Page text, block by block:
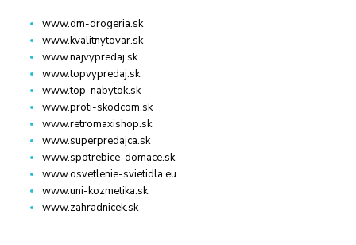
www.dm-drogeria.sk
www.kvalitnytovar.sk
www.najvypredaj.sk
www.topvypredaj.sk
www.top-nabytok.sk
www.proti-skodcom.sk
www.retromaxishop.sk
www.superpredajca.sk
www.spotrebice-domace.sk
www.osvetlenie-svietidla.eu
www.uni-kozmetika.sk
www.zahradnicek.sk